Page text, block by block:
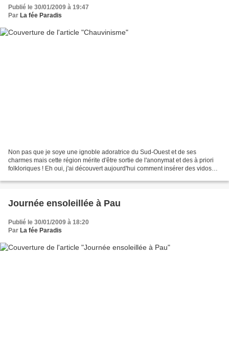
Publié le 30/01/2009 à 19:47
Par La fée Paradis
Non pas que je soye une ignoble adoratrice du Sud-Ouest et de ses
charmes mais cette région mérite d'être sortie de l'anonymat et des à priori
folkloriques ! Eh oui, j'ai découvert aujourd'hui comment insérer des vidos
Journée ensoleillée à Pau
Publié le 30/01/2009 à 18:20
Par La fée Paradis